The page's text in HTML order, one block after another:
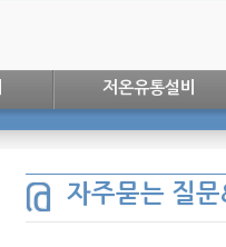
저온유통설비
자주묻는 질